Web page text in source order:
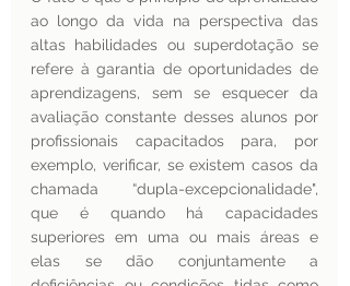
ao longo da vida na perspectiva das
altas habilidades ou superdotação se
refere à garantia de oportunidades de
aprendizagens, sem se esquecer da
avaliação constante desses alunos por
profissionais capacitados para, por
exemplo, verificar, se existem casos da
chamada “dupla-excepcionalidade",
que é quando há capacidades
superiores em uma ou mais áreas e
elas se dão conjuntamente a